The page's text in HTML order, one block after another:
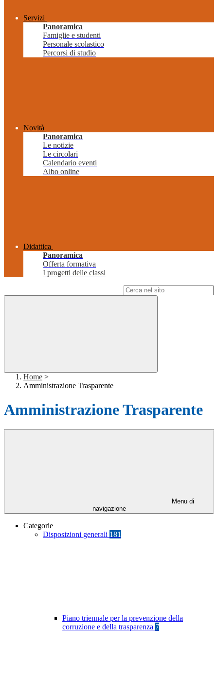
Servizi
Panoramica
Famiglie e studenti
Personale scolastico
Percorsi di studio
Novità
Panoramica
Le notizie
Le circolari
Calendario eventi
Albo online
Didattica
Panoramica
Offerta formativa
I progetti delle classi
Home >
Amministrazione Trasparente
Amministrazione Trasparente
Menu di
navigazione
Categorie
Disposizioni generali 181
Piano triennale per la prevenzione della
corruzione e della trasparenza 7